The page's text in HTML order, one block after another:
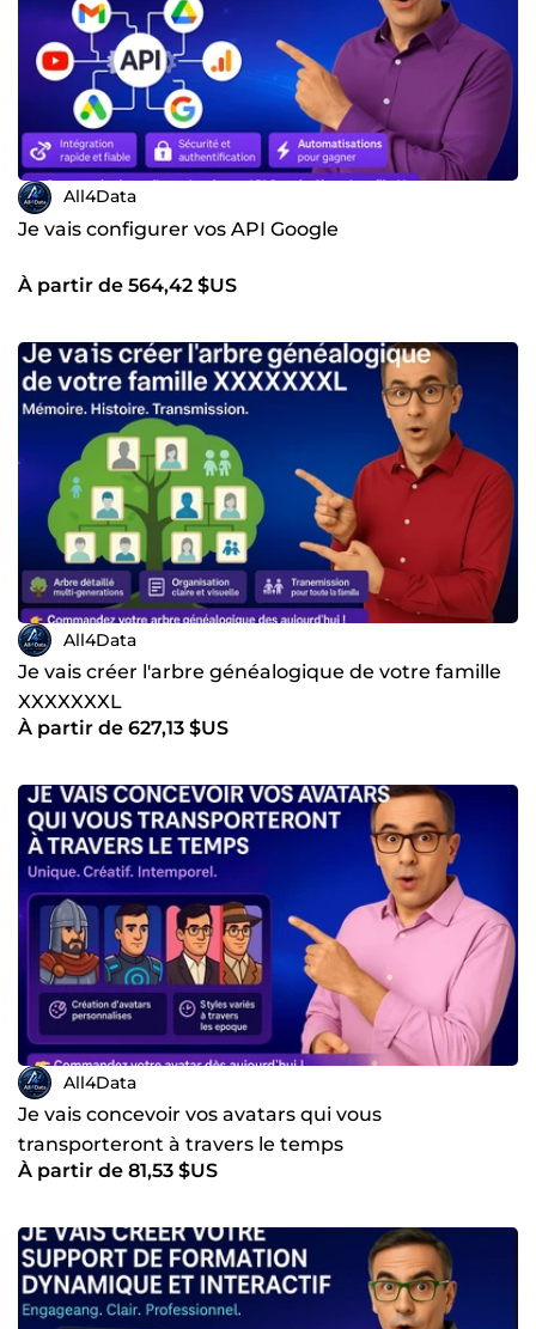
All4Data
Je vais configurer vos API Google
À partir de 564,42 $US
All4Data
Je vais créer l'arbre généalogique de votre famille
XXXXXXXL
À partir de 627,13 $US
All4Data
Je vais concevoir vos avatars qui vous
transporteront à travers le temps
À partir de 81,53 $US